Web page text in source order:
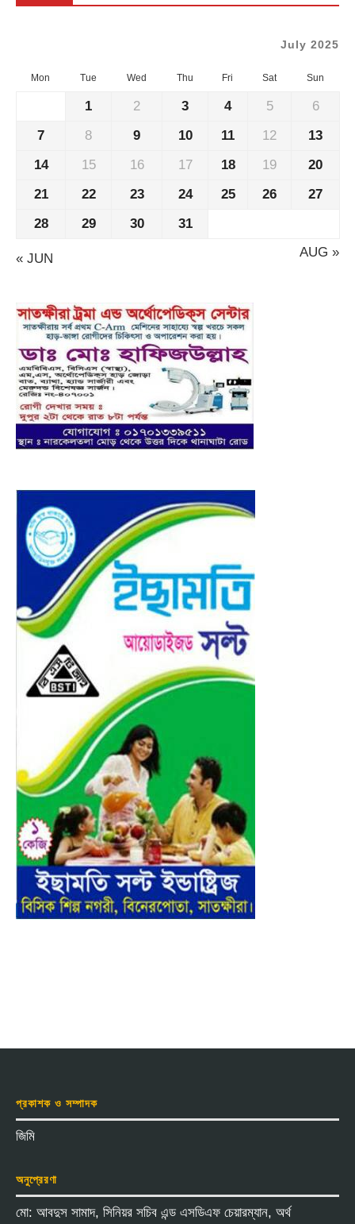
July 2025
Mon Tue Wed Thu Fri Sat Sun
« JUN AUG »
1 2 3 4 5
6
7
8 9 10 11 12
13
14
15 16 17 18 19
20
21
22 23 24 25 26
27
28
29 30 31
প্রকাশক ও সম্পাদক
জিমি
অনুপ্রেরণা
মো: আবদুস সামাদ, সিনিয়র সচিব এন্ড এসডিএফ চেয়ারম্যান, অর্থ